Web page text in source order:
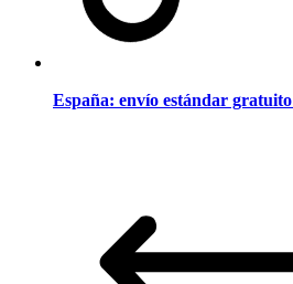
España: envío estándar gratuito